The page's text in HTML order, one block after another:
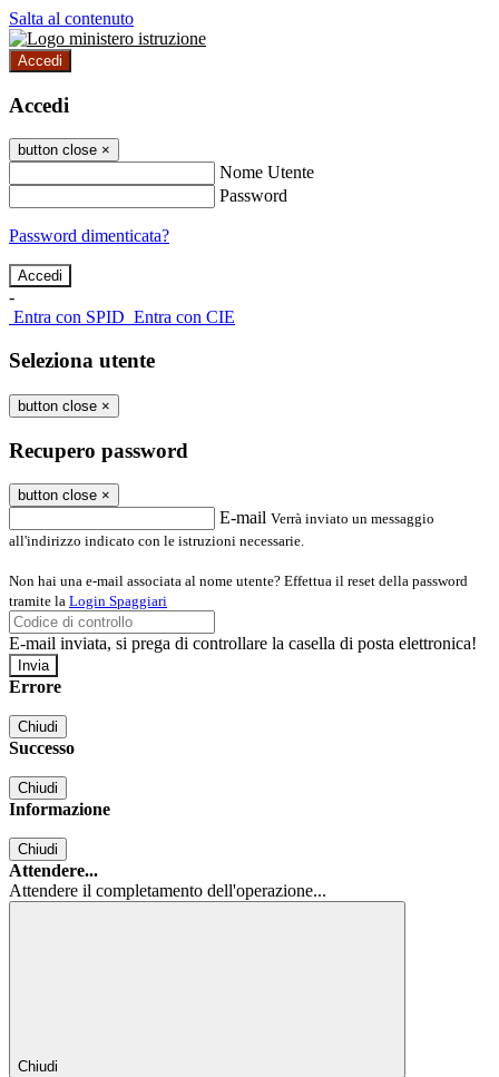
Salta al contenuto
Accedi
Accedi
button close ×
Nome Utente
Password
Password dimenticata?
-
Entra con SPID Entra con CIE
Seleziona utente
button close ×
Recupero password
button close ×
E-mail Verrà inviato un messaggio
all'indirizzo indicato con le istruzioni necessarie.
Non hai una e-mail associata al nome utente? Effettua il reset della password
tramite la Login Spaggiari
E-mail inviata, si prega di controllare la casella di posta elettronica!
Errore
Chiudi
Successo
Chiudi
Informazione
Chiudi
Attendere...
Attendere il completamento dell'operazione...
Chiudi